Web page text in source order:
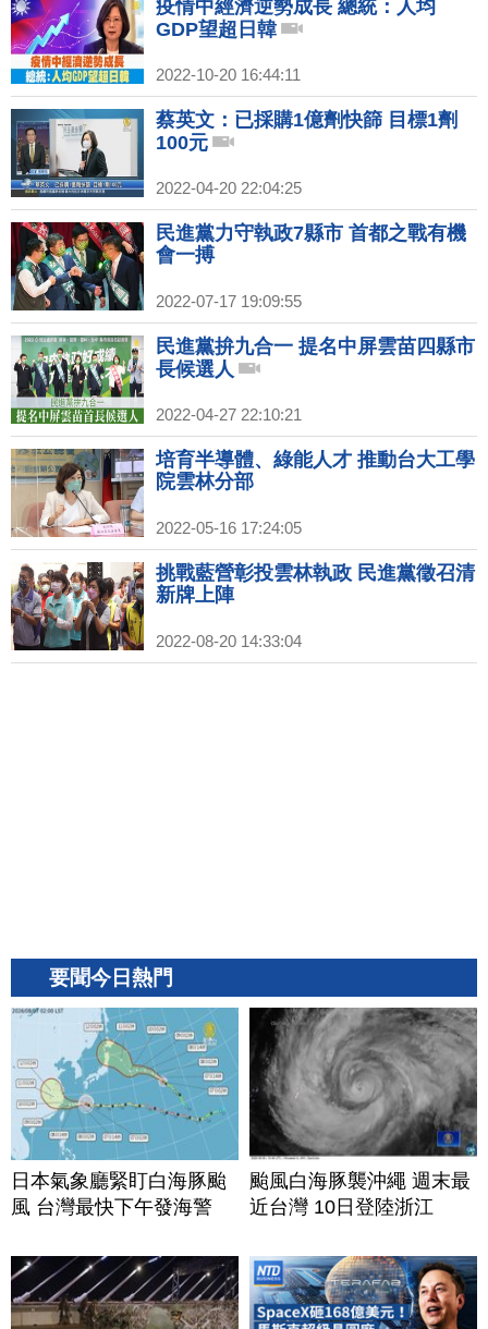
疫情中經濟逆勢成長 總統：人均
GDP望超日韓
2022-10-20 16:44:11
蔡英文：已採購1億劑快篩 目標1劑
100元
2022-04-20 22:04:25
民進黨力守執政7縣市 首都之戰有機
會一搏
2022-07-17 19:09:55
民進黨拚九合一 提名中屏雲苗四縣市
長候選人
2022-04-27 22:10:21
培育半導體、綠能人才 推動台大工學
院雲林分部
2022-05-16 17:24:05
挑戰藍營彰投雲林執政 民進黨徵召清
新牌上陣
2022-08-20 14:33:04
要聞今日熱門
日本氣象廳緊盯白海豚颱
風 台灣最快下午發海警
颱風白海豚襲沖繩 週末最
近台灣 10日登陸浙江